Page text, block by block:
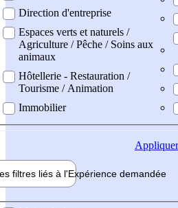
Direction d'entreprise
Espaces verts et naturels /
Agriculture / Pêche / Soins aux
animaux
Hôtellerie - Restauration /
Tourisme / Animation
Immobilier
Appliquer
filtres liés à l'Expérience demandée